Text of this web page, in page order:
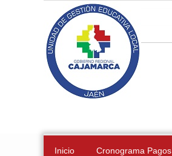
Pasar al contenido principal
Inicio Cronograma Pagos